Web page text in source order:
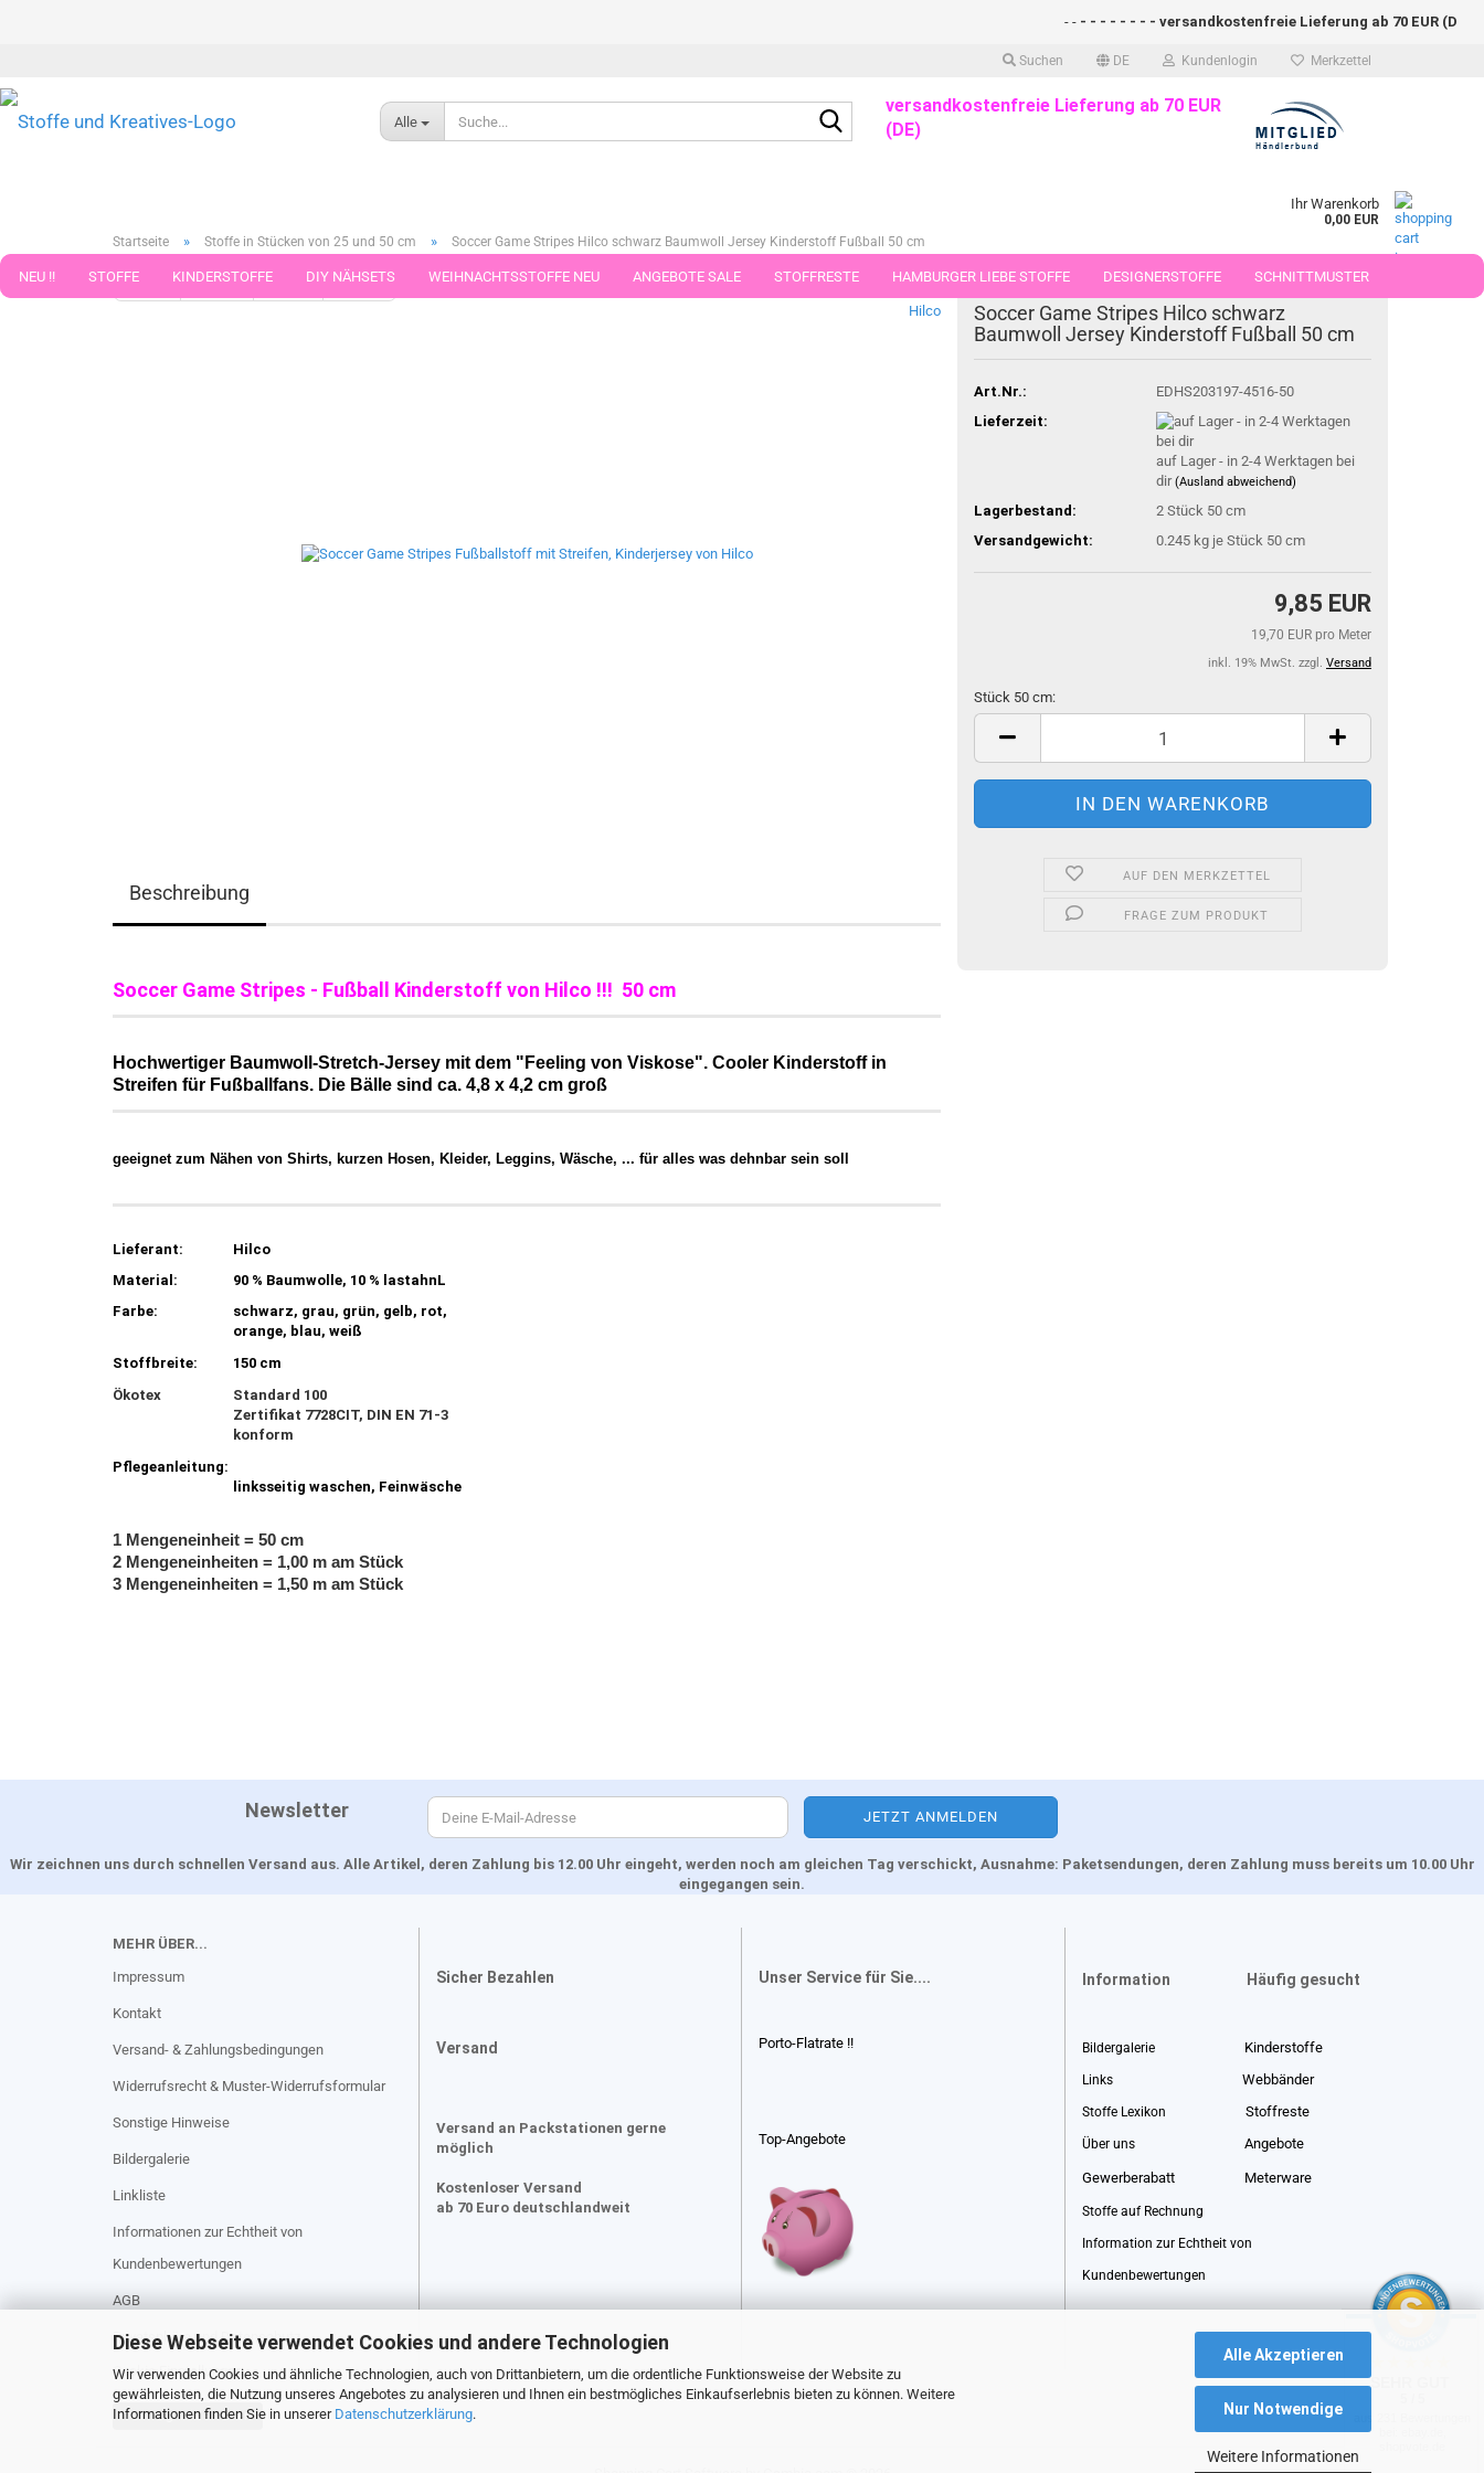
Diese Webseite verwendet Cookies und andere Technologien
Wir verwenden Cookies und ähnliche Technologien, auch von Drittanbietern, um die ordentliche Funktionsweise der Website zu
gewährleisten, die Nutzung unseres Angebotes zu analysieren und Ihnen ein bestmögliches Einkaufserlebnis bieten zu können. Weitere
Informationen finden Sie in unserer Datenschutzerklärung.
Alle Akzeptieren
Nur Notwendige
Weitere Informationen
Suchen DE Kundenlogin Merkzettel
- - - - - - - - versandkostenfreie Lieferung ab 70 EUR (DE)-
Alle
Suche...versandkostenfreie Lieferung ab 70 EUR
(DE)
Ihr Warenkorb
0,00 EUR
NEU !! STOFFE KINDERSTOFFE DIY NÄHSETS WEIHNACHTSSTOFFE NEU ANGEBOTE SALE STOFFRESTE HAMBURGER LIEBE STOFFE DESIGNERSTOFFE SCHNITTMUSTER
STOFFE IN STÜCKEN VON 25 UND 50 CM
Startseite » Stoffe in Stücken von 25 und 50 cm » Soccer Game Stripes Hilco schwarz Baumwoll Jersey Kinderstoff Fußball 50 cm
« Erster « zurück weiter » Letzter »
Artikel in dieser Kategorie
Hilco
Soccer Game Stripes Hilco schwarz
Baumwoll Jersey Kinderstoff Fußball 50 cm
Art.Nr.:
EDHS203197-4516-50
Lieferzeit:
auf Lager - in 2-4 Werktagen bei
dir(Ausland abweichend)
Lagerbestand: 2 Stück 50 cm
Versandgewicht:
0.245 kg je Stück 50 cm
9,85 EUR
19,70 EUR pro Meter
inkl. 19% MwSt. zzgl. Versand
Stück 50 cm:
Stück
AUF DEN MERKZETTEL
FRAGE ZUM PRODUKT
Beschreibung
Soccer Game Stripes - Fußball Kinderstoff von Hilco !!! 50 cm
Hochwertiger Baumwoll-Stretch-Jersey mit dem "Feeling von Viskose". Cooler Kinderstoff in
Streifen für Fußballfans. Die Bälle sind ca. 4,8 x 4,2 cm groß
geeignet zum Nähen von Shirts, kurzen Hosen, Kleider, Leggins, Wäsche, ... für alles was dehnbar sein soll
Lieferant:
Hilco
Material:
90 % Baumwolle, 10 % lastahnL
Farbe:
schwarz, grau, grün, gelb, rot,
orange, blau, weiß
Stoffbreite:
150 cm
Ökotex
Standard 100
Zertifikat 7728CIT, DIN EN 71-3
konform
Pflegeanleitung:
linksseitig waschen, Feinwäsche
1 Mengeneinheit = 50 cm
2 Mengeneinheiten = 1,00 m am Stück
3 Mengeneinheiten = 1,50 m am Stück
Newsletter
Wir zeichnen uns durch schnellen Versand aus. Alle Artikel, deren Zahlung bis 12.00 Uhr eingeht, werden noch am gleichen Tag verschickt, Ausnahme: Paketsendungen, deren Zahlung muss bereits um 10.00 Uhr
eingegangen sein.
MEHR ÜBER...
Impressum
Kontakt
Versand- & Zahlungsbedingungen
Widerrufsrecht & Muster-Widerrufsformular
Sonstige Hinweise
Bildergalerie
Linkliste
Informationen zur Echtheit von
Kundenbewertungen
AGB
Privatsphäre und Datenschutz
Cookie Einstellungen
Sicher Bezahlen
Versand
Versand an Packstationen gerne
möglich
Kostenloser Versand
ab 70 Euro deutschlandweit
Unser Service für Sie....
Porto-Flatrate !!
Top-Angebote
Information Häufig gesucht
Bildergalerie Kinderstoffe
Links Webbänder
Stoffe Lexikon Stoffreste
Über uns Angebote
Gewerberabatt Meterware
Stoffe auf Rechnung
Information zur Echtheit von
Kundenbewertungen
Vertrag widerrufen
SEHR GUT